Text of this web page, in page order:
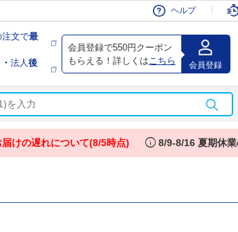
ヘルプ
注文で最
法人後
会員登録で550円クーポン
もらえる！詳しくは こちら 会員登録
会
けの遅れについて(8/5時点) info 8/9-8/16 夏期休